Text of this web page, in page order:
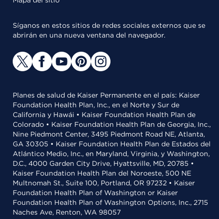
Síganos en estos sitios de redes sociales externos que se
abrirán en una nueva ventana del navegador.
Planes de salud de Kaiser Permanente en el país: Kaiser
Foundation Health Plan, Inc., en el Norte y Sur de
California y Hawái • Kaiser Foundation Health Plan de
Colorado • Kaiser Foundation Health Plan de Georgia, Inc.,
Nine Piedmont Center, 3495 Piedmont Road NE, Atlanta,
GA 30305 • Kaiser Foundation Health Plan de Estados del
Atlántico Medio, Inc., en Maryland, Virginia, y Washington,
D.C., 4000 Garden City Drive, Hyattsville, MD, 20785 •
Kaiser Foundation Health Plan del Noroeste, 500 NE
Multnomah St., Suite 100, Portland, OR 97232 • Kaiser
Foundation Health Plan of Washington or Kaiser
Foundation Health Plan of Washington Options, Inc., 2715
Naches Ave, Renton, WA 98057